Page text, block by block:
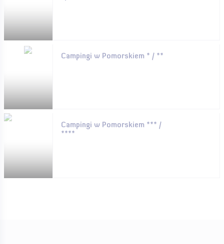
Campingi w Pomorskiem * / **
Campingi w Pomorskiem *** /
****